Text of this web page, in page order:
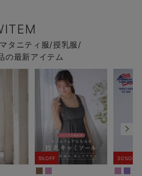
タニティ服/授乳服/
の最新アイテム
5%OFF 30%OFF